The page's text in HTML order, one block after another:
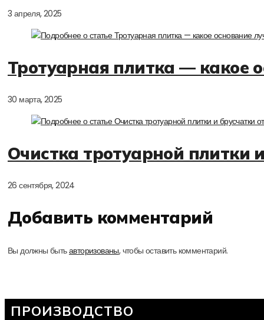
3 апреля, 2025
Тротуарная плитка — какое
30 марта, 2025
Очистка тротуарной плитки
26 сентября, 2024
Добавить комментарий
Вы должны бытьавторизованы, чтобы оставить комментарий.
ПРОИЗВОДСТВО